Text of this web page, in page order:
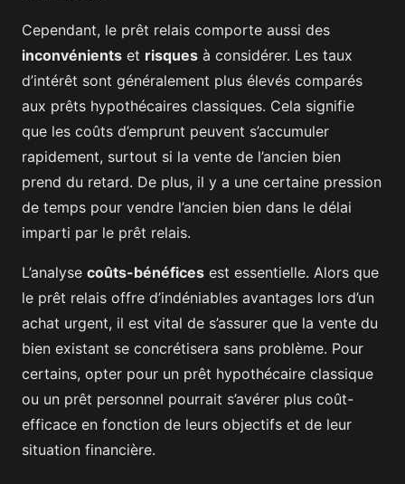
Cependant, le prêt relais comporte aussi des
inconvénients et risques à considérer. Les taux
d’intérêt sont généralement plus élevés comparés
aux prêts hypothécaires classiques. Cela signifie
que les coûts d’emprunt peuvent s’accumuler
rapidement, surtout si la vente de l’ancien bien
prend du retard. De plus, il y a une certaine pression
de temps pour vendre l’ancien bien dans le délai
imparti par le prêt relais.
L’analyse coûts-bénéfices est essentielle. Alors que
le prêt relais offre d’indéniables avantages lors d’un
achat urgent, il est vital de s’assurer que la vente du
bien existant se concrétisera sans problème. Pour
certains, opter pour un prêt hypothécaire classique
ou un prêt personnel pourrait s’avérer plus coût-
efficace en fonction de leurs objectifs et de leur
situation financière.